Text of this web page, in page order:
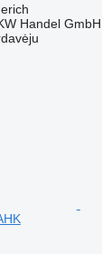
Handel GmbH